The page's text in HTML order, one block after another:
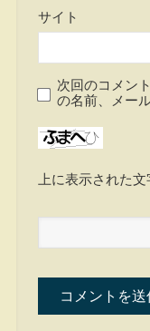
サイト
次回のコメン
の名前、メー
上に表示された